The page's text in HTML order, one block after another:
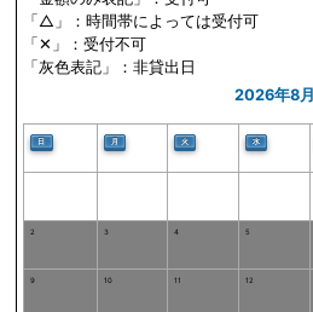
「△」：時間帯によっては受付可
「✕」：受付不可
「灰色表記」：非貸出日
2026年8月
日 月 火 水
2 3 4 5
9 10 11 12